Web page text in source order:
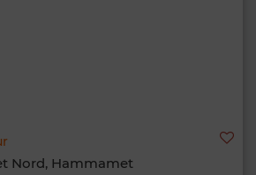
Nord, Hammamet